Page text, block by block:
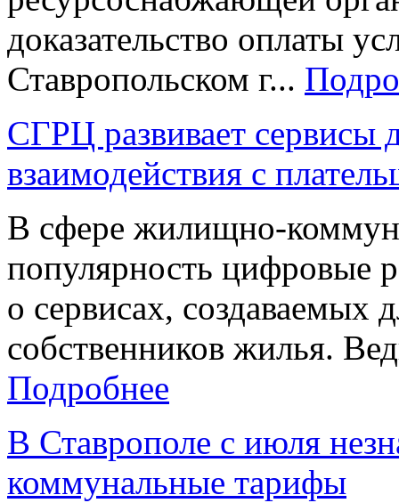
доказательство оплаты
Ставропольском г...
СГРЦ развивает сервисы
взаимодействия с
В сфере жилищно-
популярность цифровые
о сервисах, создаваемых
собственников жилья.
Подробнее
В Ставрополе с июля
коммунальные тарифы